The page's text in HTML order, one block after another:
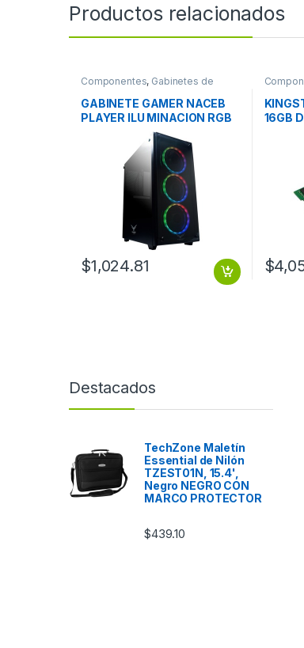
Productos relacionados
Componentes, Gabinetes de
computadora y montaje
GABINETE GAMER NACEB
PLAYER ILU MINACION RGB
PANEL LATERAL CRISTAL
$1,024.81
16GB
$
Destacados
TechZone Maletín
Essential de Nilón
TZEST01N, 15.4',
Negro NEGRO CON
MARCO PROTECTOR
$439.10